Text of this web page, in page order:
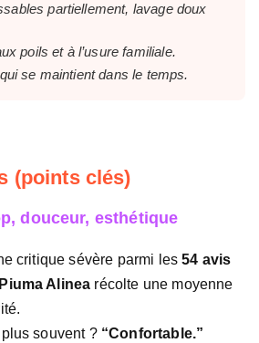
partiellement, lavage doux
poils et à l’usure familiale.
se maintient dans le temps.
(points clés)
douceur, esthétique
critique sévère parmi les54 avis
Alinea récolte une moyenne
souvent ? “Confortable.”